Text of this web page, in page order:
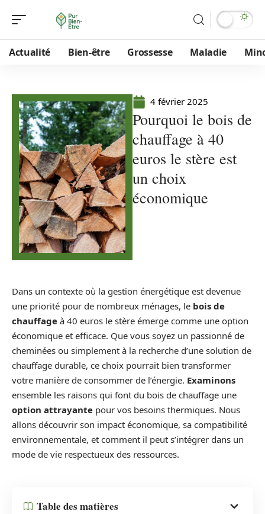
Actualité Bien-être Grossesse Maladie
4 février 2025
Pourquoi le bois de
chauffage à 40
euros le stère est
un choix
économique
Dans un contexte où la gestion énergétique est devenue
une priorité pour de nombreux ménages, le bois de
chauffage à 40 euros le stère émerge comme une option
économique et efficace. Que vous soyez un passionné de
cheminées ou simplement à la recherche d’une solution de
chauffage durable, ce choix pourrait bien transformer
votre manière de consommer de l’énergie. Examinons
ensemble les raisons qui font du bois de chauffage une
option attrayante pour vos besoins thermiques. Nous
allons découvrir son impact économique, sa compatibilité
environnementale, et comment il peut s’intégrer dans un
mode de vie respectueux des ressources.
Table des matières